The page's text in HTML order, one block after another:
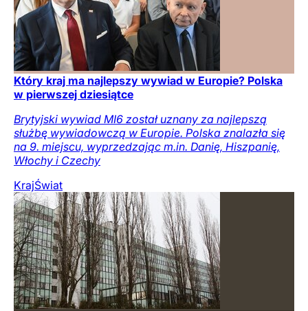
Który kraj ma najlepszy wywiad w Europie? Polska
w pierwszej dziesiątce
Brytyjski wywiad MI6 został uznany za najlepszą
służbę wywiadowczą w Europie. Polska znalazła się
na 9. miejscu, wyprzedzając m.in. Danię, Hiszpanię,
Włochy i Czechy
KrajŚwiat